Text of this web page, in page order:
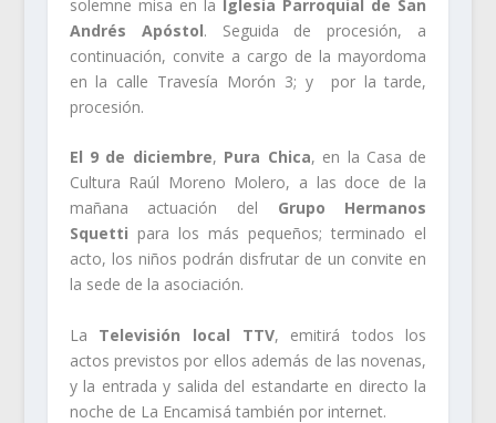
solemne misa en la Iglesia Parroquial de San
Andrés Apóstol. Seguida de procesión, a
continuación, convite a cargo de la mayordoma
en la calle Travesía Morón 3; y por la tarde,
procesión.
El 9 de diciembre, Pura Chica, en la Casa de
Cultura Raúl Moreno Molero, a las doce de la
mañana actuación del Grupo Hermanos
Squetti para los más pequeños; terminado el
acto, los niños podrán disfrutar de un convite en
la sede de la asociación.
La Televisión local TTV, emitirá todos los
actos previstos por ellos además de las novenas,
y la entrada y salida del estandarte en directo la
noche de La Encamisá también por internet.